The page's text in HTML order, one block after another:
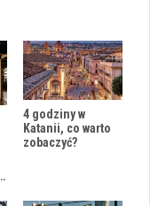
4 godziny w
Katanii, co warto
zobaczyć?